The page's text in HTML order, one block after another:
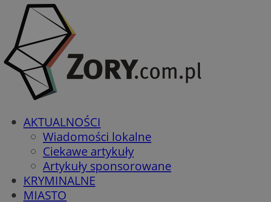
AKTUALNOŚCI
Wiadomości lokalne
Ciekawe artykuły
Artykuły sponsorowane
KRYMINALNE
MIASTO